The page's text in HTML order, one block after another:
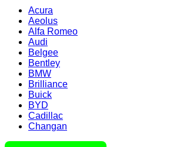
Acura
Aeolus
Alfa Romeo
Audi
Belgee
Bentley
BMW
Brilliance
Buick
BYD
Cadillac
Changan